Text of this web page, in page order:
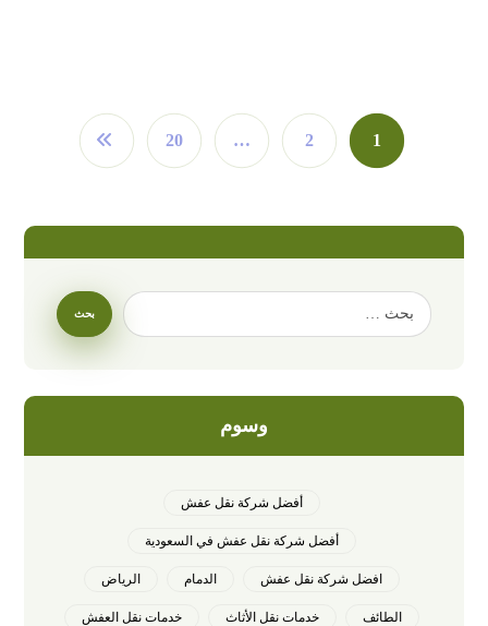
1
2
…
20
وسوم
أفضل شركة نقل عفش
أفضل شركة نقل عفش في السعودية
افضل شركة نقل عفش الدمام الرياض
الطائف خدمات نقل الأثاث خدمات نقل العفش